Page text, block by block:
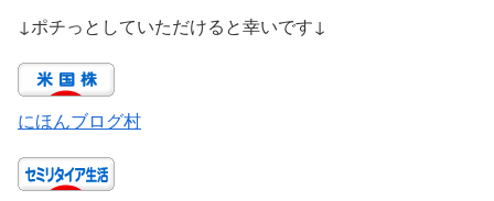
↓ポチっとしていただけると幸いです↓
にほんブログ村